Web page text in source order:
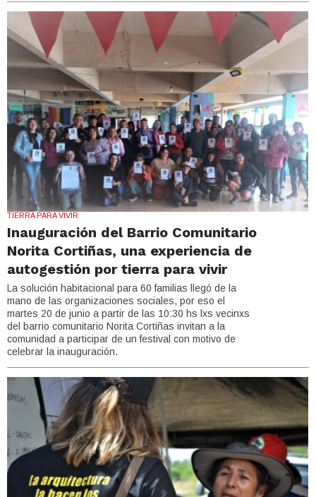
TIERRA PARA VIVIR
Inauguración del Barrio Comunitario
Norita Cortiñas, una experiencia de
autogestión por tierra para vivir
La solución habitacional para 60 familias llegó de la
mano de las organizaciones sociales, por eso el
martes 20 de junio a partir de las 10:30 hs lxs vecinxs
del barrio comunitario Norita Cortiñas invitan a la
comunidad a participar de un festival con motivo de
celebrar la inauguración.